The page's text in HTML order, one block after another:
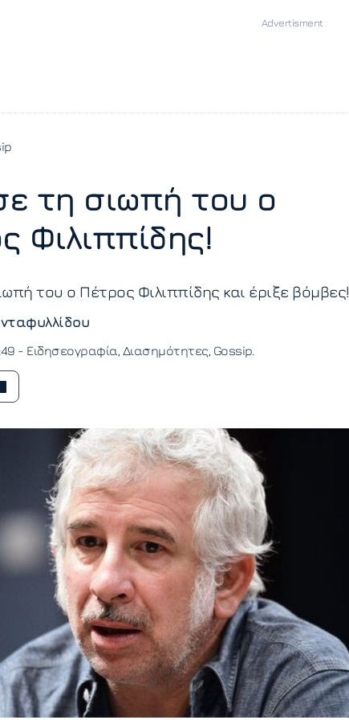
τη σιωπή του ο
Φιλιππίδης!
του ο Πέτρος Φιλιππίδης και έριξε βόμβες!
- Ειδησεογραφία Διασημότητες Gossip